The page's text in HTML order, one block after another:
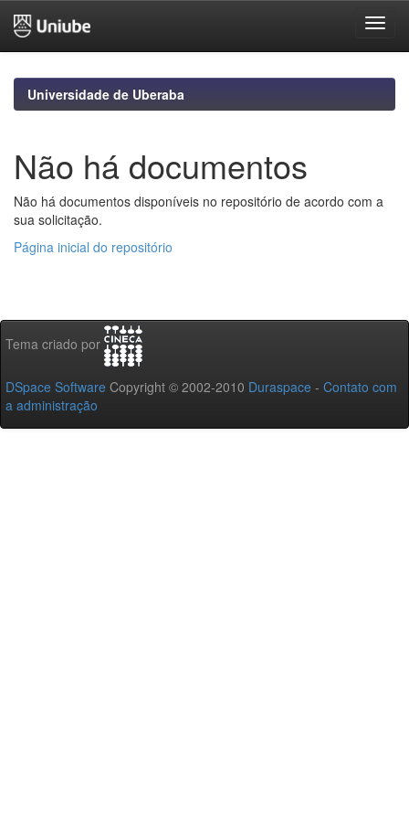
navigationUniversidade de Uberaba
Não há documentos
Não há documentos disponíveis no repositório de acordo com a
sua solicitação.
Página inicial do repositório
Tema criado por
DSpace Software Copyright © 2002-2010 Duraspace - Contato com
a administração